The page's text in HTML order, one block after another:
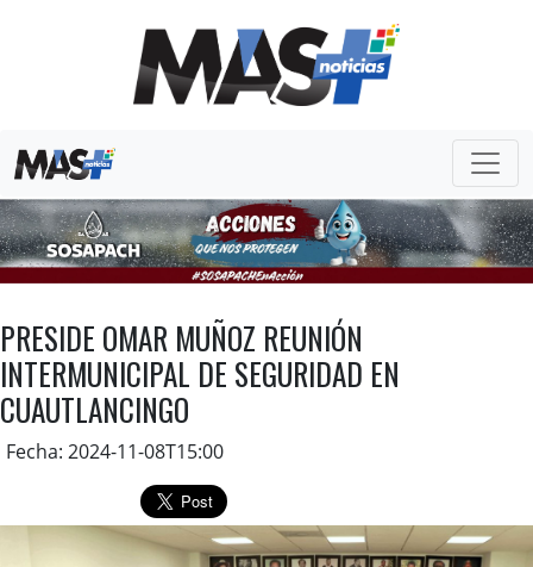
PRESIDE OMAR MUÑOZ REUNIÓN
INTERMUNICIPAL DE SEGURIDAD EN
CUAUTLANCINGO
Fecha: 2024-11-08T15:00